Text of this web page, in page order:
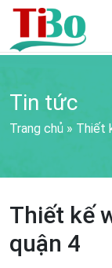
Tin tức
Trang chủ » Thiết
Thiết kế
quận 4